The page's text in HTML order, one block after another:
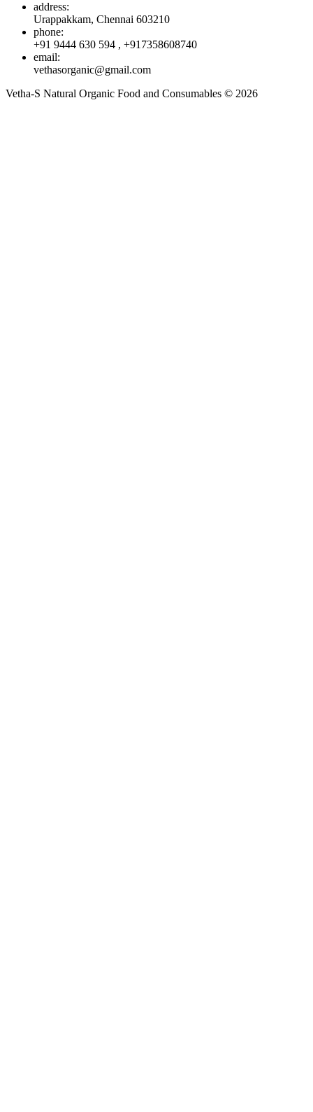
address:
Urappakkam, Chennai 603210
phone:
+91 9444 630 594 , +917358608740
email:
vethasorganic@gmail.com
Vetha-S Natural Organic Food and Consumables © 2026